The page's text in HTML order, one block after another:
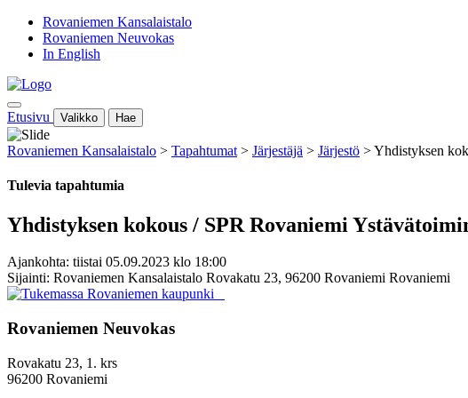
Rovaniemen Kansalaistalo
Rovaniemen Neuvokas
In English
Etusivu Valikko Hae
Rovaniemen Kansalaistalo > Tapahtumat > Järjestäjä > Järjestö >Yhdistyksen
Tulevia tapahtumia
Yhdistyksen kokous / SPR Rovaniemi
Ajankohta: tiistai 05.09.2023 klo 18:00
Sijainti: Rovaniemen Kansalaistalo Rovakatu 23, 96200 Rovaniemi Rovaniemi
Rovaniemen Neuvokas
Rovakatu 23, 1. krs
96200 Rovaniemi